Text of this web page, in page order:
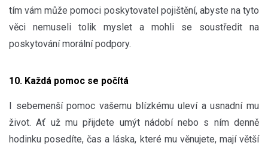
tím vám může pomoci poskytovatel pojištění, abyste na tyto
věci nemuseli tolik myslet a mohli se soustředit na
poskytování morální podpory.
10. Každá pomoc se počítá
I sebemenší pomoc vašemu blízkému uleví a usnadní mu
život. Ať už mu přijdete umýt nádobí nebo s ním denně
hodinku posedíte, čas a láska, které mu věnujete, mají větší